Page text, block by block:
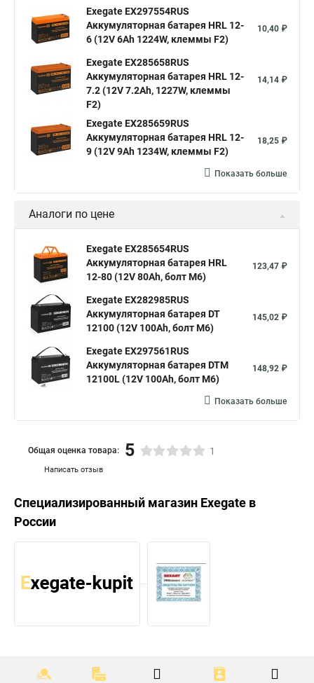
Exegate EX297554RUS
Аккумуляторная батарея HRL 12-
6 (12V 6Ah 1224W, клеммы F2)
10,40 ₽
Exegate EX285658RUS
Аккумуляторная батарея HRL 12-
7.2 (12V 7.2Ah, 1227W, клеммы
F2)
14,14 ₽
Exegate EX285659RUS
Аккумуляторная батарея HRL 12-
9 (12V 9Ah 1234W, клеммы F2)
18,25 ₽
Показать больше
Аналоги по цене
Exegate EX285654RUS
Аккумуляторная батарея HRL
12-80 (12V 80Ah, болт М6)
123,47 ₽
Exegate EX282985RUS
Аккумуляторная батарея DT
12100 (12V 100Ah, болт М6)
145,02 ₽
Exegate EX297561RUS
Аккумуляторная батарея DTM
12100L (12V 100Ah, болт М6)
148,92 ₽
Показать больше
Написать отзыв
Общая оценка товара: 5 1
Специализированный магазин Exegate в
России